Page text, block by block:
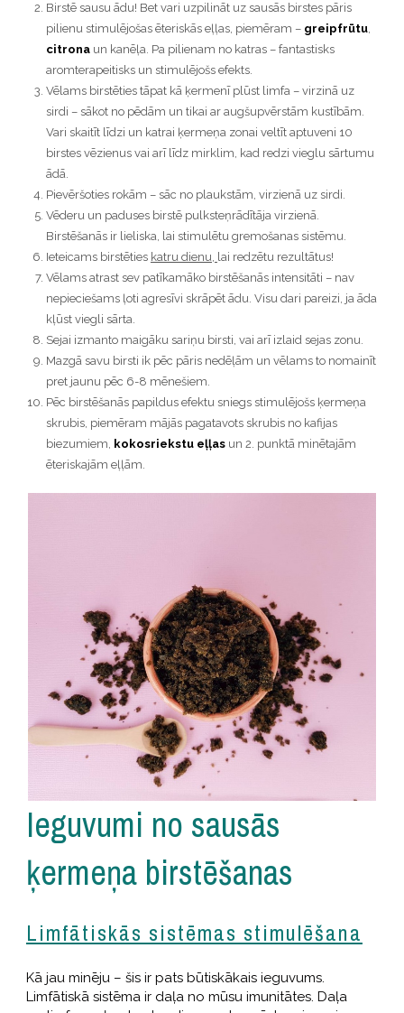
Birstē sausu ādu! Bet vari uzpilināt uz sausās birstes pāris
pilienu stimulējošas ēteriskās eļļas, piemēram – greipfrūtu,
citronaun kanēļa. Pa pilienam no katras – fantastisks
aromterapeitisks un stimulējošs efekts.
Vēlams birstēties tāpat kā ķermenī plūst limfa – virzinā uz
sirdi – sākot no pēdām un tikai ar augšupvērstām kustībām.
Vari skaitīt līdzi un katrai ķermeņa zonai veltīt aptuveni 10
birstes vēzienus vai arī līdz mirklim, kad redzi vieglu sārtumu
ādā.
Pievēršoties rokām – sāc no plaukstām, virzienā uz sirdi.
Vēderu un paduses birstē pulksteņrādītāja virzienā.
Birstēšanās ir lieliska, lai stimulētu gremošanas sistēmu.
Ieteicams birstēties katru dienu, lai redzētu rezultātus!
Vēlams atrast sev patīkamāko birstēšanās intensitāti – nav
nepieciešams ļoti agresīvi skrāpēt ādu. Visu dari pareizi, ja āda
kļūst viegli sārta.
Sejai izmanto maigāku sariņu birsti, vai arī izlaid sejas zonu.
Mazgā savu birsti ik pēc pāris nedēļām un vēlams to nomainīt
pret jaunu pēc 6-8 mēnešiem.
Pēc birstēšanās papildus efektu sniegs stimulējošs ķermeņa
skrubis, piemēram mājās pagatavots skrubis no kafijas
biezumiem, kokosriekstu eļļasun 2. punktā minētajām
ēteriskajām eļļām.
Ieguvumi no sausās
ķermeņa birstēšanas
Limfātiskās sistēmas stimulēšana
Kā jau minēju – šis ir pats būtiskākais ieguvums.
Limfātiskā sistēma ir daļa no mūsu imunitātes. Daļa